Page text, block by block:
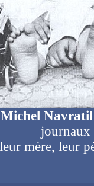
Michel Navratil
journaux
mère, leur